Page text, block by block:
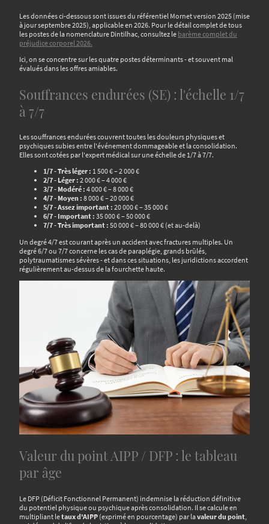
Les données ci-dessous sont issues du référentiel Mornet version 2025 (mise
à jour septembre 2025), applicable en 2026. Pour le détail complet de tous
les postes de la nomenclature Dintilhac, consultez le barème complet du
préjudice corporel 2026.
Ici, on se concentre sur les quatre postes déterminants - et souvent mal
évalués dans les offres amiables.
Souffrances endurées (SE) : l'échelle 1/7
à 7/7
Les souffrances endurées couvrent toutes les douleurs physiques et
psychiques subies entre l'événement dommageable et la consolidation.
Elles sont cotées par l'expert médical sur une échelle de 1/7 à 7/7.
1/7 - Très léger : 1 500 € – 2 000 €
2/7 - Léger : 2 000 € – 4 000 €
3/7 - Modéré : 4 000 € – 8 000 €
4/7 - Moyen : 8 000 € – 20 000 €
5/7 - Assez important : 20 000 € – 35 000 €
6/7 - Important : 35 000 € – 50 000 €
7/7 - Très important : 50 000 € – 80 000 € (et au-delà)
Un degré 4/7 est courant après un accident avec fractures multiples. Un
degré 6/7 ou 7/7 concerne les cas de paraplégie, grands brûlés,
polytraumatismes sévères - et dans ces situations, les juridictions accordent
régulièrement au-dessus de la fourchette haute.
Valeur du point AIPP / DFP : le tableau
par âge
Le DFP (Déficit Fonctionnel Permanent) indemnise la réduction définitive
du potentiel physique ou psychique après consolidation. Il se calcule en
multipliant letaux d'AIPP (exprimé en pourcentage) par lavaleur du point